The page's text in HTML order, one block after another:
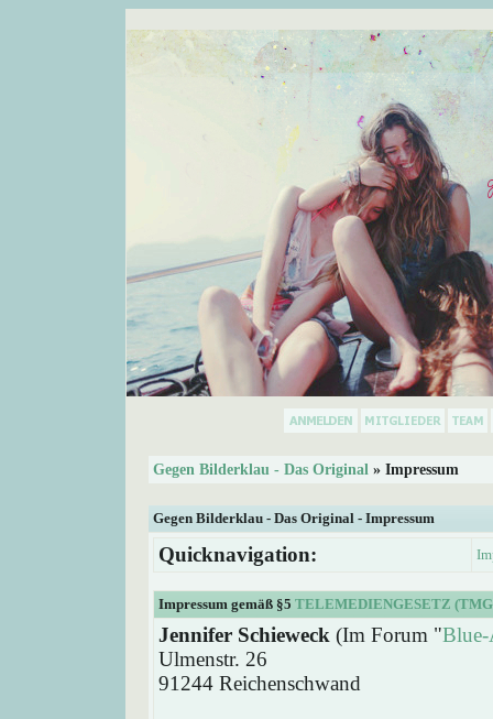
Gegen Bilderklau - Das Original » Impressum
Gegen Bilderklau - Das Original - Impressum
Quicknavigation:
Impressum gemäß §5 TELEMEDIENGESETZ
Jennifer Schieweck (Im Forum "
Ulmenstr. 26
91244 Reichenschwand